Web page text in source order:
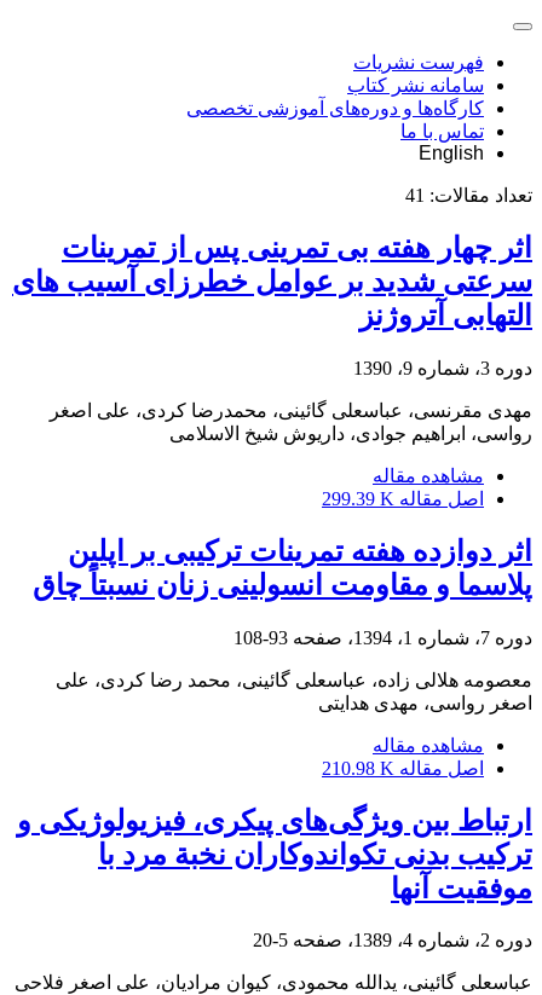
فهرست نشریات
سامانه نشر کتاب
کارگاه‌ها و دوره‌های آموزشی تخصصی
تماس با ما
English
تعداد مقالات: 41
اثر چهار هفته بی تمرینی پس از تمرینات
سرعتی شدید بر عوامل خطرزای آسیب های
التهابی آتروژنز
دوره 3، شماره 9، 1390
مهدی مقرنسی، عباسعلی گائینی، محمدرضا کردی، علی اصغر
رواسی، ابراهیم جوادی، داریوش شیخ الاسلامی
مشاهده مقاله
اصل مقاله 299.39 K
اثر دوازده هفته تمرینات ترکیبی بر اپلین
پلاسما و مقاومت انسولینی زنان نسبتاً چاق
دوره 7، شماره 1، 1394، صفحه 93-108
معصومه هلالی زاده، عباسعلی گائینی، محمد رضا کردی، علی
اصغر رواسی، مهدی هدایتی
مشاهده مقاله
اصل مقاله 210.98 K
ارتباط بین ویژگی‌های پیکری، فیزیولوژیکی و
ترکیب بدنی تکواندوکاران نخبة مرد با
موفقیت آنها
دوره 2، شماره 4، 1389، صفحه 5-20
عباسعلی گائینی، یدالله محمودی، کیوان مرادیان، علی اصغر فلاحی